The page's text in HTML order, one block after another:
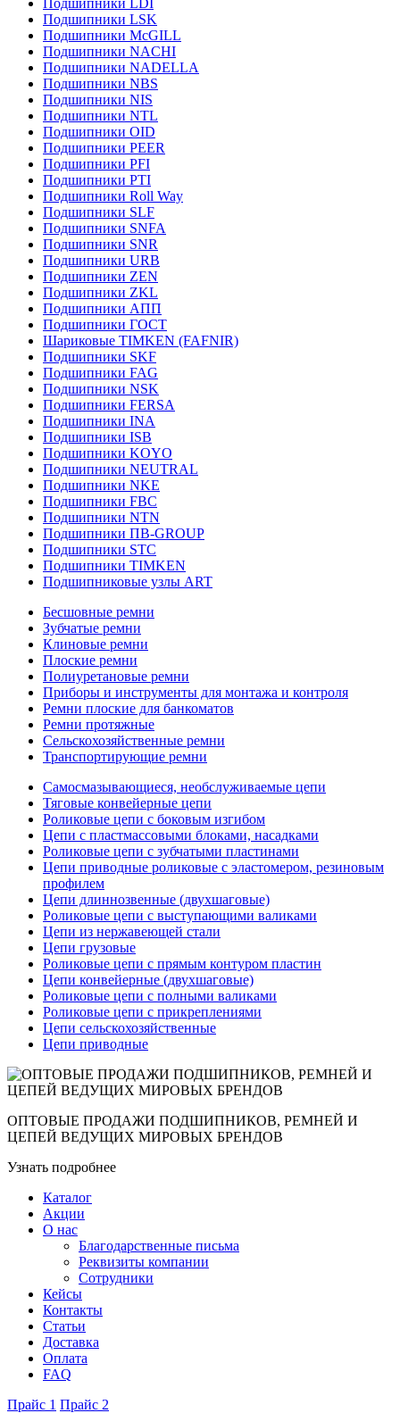
Подшипники LDI
Подшипники LSK
Подшипники McGILL
Подшипники NACHI
Подшипники NADELLA
Подшипники NBS
Подшипники NIS
Подшипники NTL
Подшипники OID
Подшипники PEER
Подшипники PFI
Подшипники PTI
Подшипники Roll Way
Подшипники SLF
Подшипники SNFA
Подшипники SNR
Подшипники URB
Подшипники ZEN
Подшипники ZKL
Подшипники АПП
Подшипники ГОСТ
Шариковые ТІMKEN (FAFNIR)
Подшипники SKF
Подшипники FAG
Подшипники NSK
Подшипники FERSA
Подшипники INA
Подшипники ISB
Подшипники KOYO
Подшипники NEUTRAL
Подшипники NKE
Подшипники FBC
Подшипники NTN
Подшипники ПВ-GROUP
Подшипники STC
Подшипники TIMKEN
Подшипниковые узлы ART
Бесшовные ремни
Зубчатые ремни
Клиновые ремни
Плоские ремни
Полиуретановые ремни
Приборы и инструменты для монтажа и контроля
Ремни плоские для банкоматов
Ремни протяжные
Сельскохозяйственные ремни
Транспортирующие ремни
Самосмазывающиеся, необслуживаемые цепи
Тяговые конвейерные цепи
Роликовые цепи с боковым изгибом
Цепи с пластмассовыми блоками, насадками
Роликовые цепи с зубчатыми пластинами
Цепи приводные роликовые с эластомером, резиновым
профилем
Цепи длиннозвенные (двухшаговые)
Роликовые цепи с выступающими валиками
Цепи из нержавеющей стали
Цепи грузовые
Роликовые цепи с прямым контуром пластин
Цепи конвейерные (двухшаговые)
Роликовые цепи с полными валиками
Роликовые цепи с прикреплениями
Цепи сельскохозяйственные
Цепи приводные
ОПТОВЫЕ ПРОДАЖИ ПОДШИПНИКОВ, РЕМНЕЙ И
ЦЕПЕЙ ВЕДУЩИХ МИРОВЫХ БРЕНДОВ
Узнать подробнее
Каталог
Акции
О нас
Благодарственные письма
Реквизиты компании
Сотрудники
Кейсы
Контакты
Статьи
Доставка
Оплата
FAQ
Прайс 1 Прайс 2